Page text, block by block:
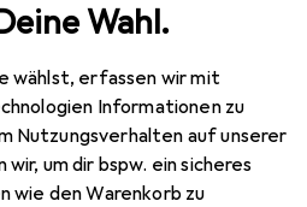
Wahl.
wählst, erfassen wir mit
Informationen zu
Nutzungsverhalten auf unserer
um dir bspw. ein sicheres
wie den Warenkorb zu
+ Archivieren